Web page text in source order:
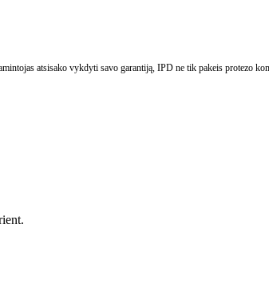
atsisako vykdyti savo garantiją, IPD ne tik pakeis protezo